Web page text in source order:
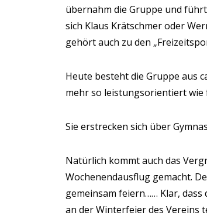
übernahm die Gruppe und
sich Klaus Krätschmer oder
gehört auch zu den
Heute besteht die Gruppe aus
mehr so leistungsorientiert wie
Sie erstrecken sich über
Natürlich kommt auch das
Wochenendausflug gemacht.
gemeinsam feiern…… Klar,
an der Winterfeier des Vereins